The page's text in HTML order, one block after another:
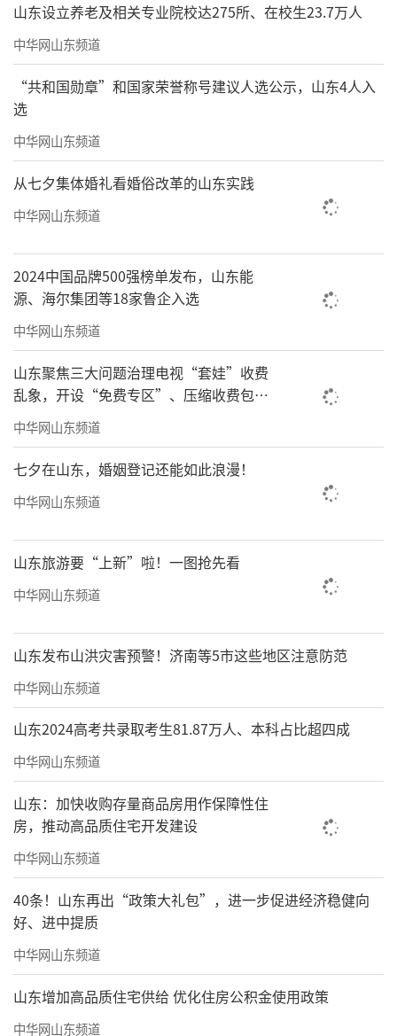
山东设立养老及相关专业院校达275所、在校生23.7万人
中华网山东频道
“共和国勋章”和国家荣誉称号建议人选公示，山东4人入
选
中华网山东频道
从七夕集体婚礼看婚俗改革的山东实践
中华网山东频道
2024中国品牌500强榜单发布，山东能
源、海尔集团等18家鲁企入选
中华网山东频道
山东聚焦三大问题治理电视“套娃”收费
乱象，开设“免费专区”、压缩收费包比
例70%以上
中华网山东频道
七夕在山东，婚姻登记还能如此浪漫！
中华网山东频道
山东旅游要“上新”啦！一图抢先看
中华网山东频道
山东发布山洪灾害预警！济南等5市这些地区注意防范
中华网山东频道
山东2024高考共录取考生81.87万人、本科占比超四成
中华网山东频道
山东：加快收购存量商品房用作保障性住
房，推动高品质住宅开发建设
中华网山东频道
40条！山东再出“政策大礼包”，进一步促进经济稳健向
好、进中提质
中华网山东频道
山东增加高品质住宅供给 优化住房公积金使用政策
中华网山东频道